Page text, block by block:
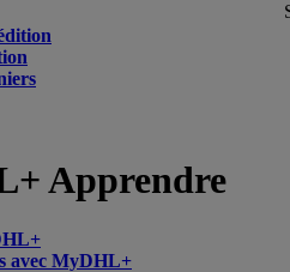
Apprendre
avec MyDHL+